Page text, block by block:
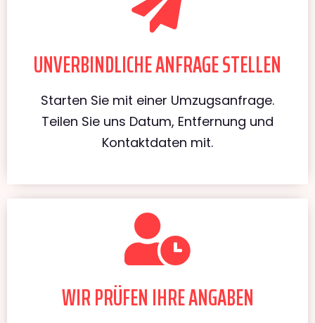
UNVERBINDLICHE ANFRAGE STELLEN
Starten Sie mit einer Umzugsanfrage.
Teilen Sie uns Datum, Entfernung und
Kontaktdaten mit.
WIR PRÜFEN IHRE ANGABEN